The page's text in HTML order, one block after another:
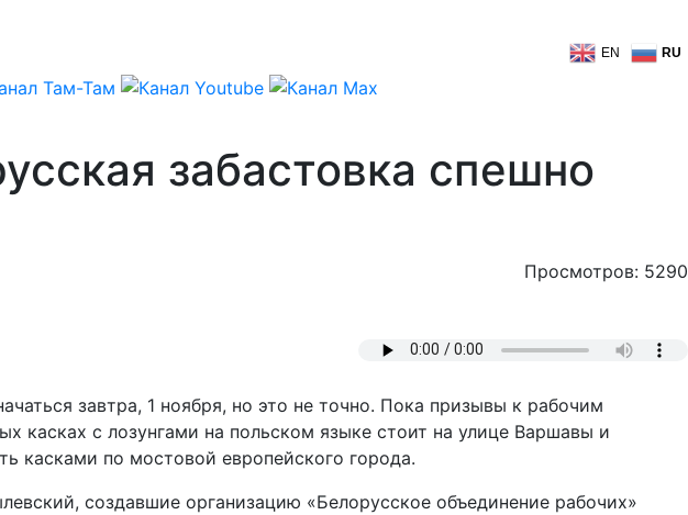
EN RU
забастовка спешно
Просмотров: 5290
завтра, 1 ноября, но это не точно. Пока призывы к рабочим
касках с лозунгами на польском языке стоит на улице Варшавы и
касками по мостовой европейского города.
создавшие организацию «Белорусское объединение рабочих»